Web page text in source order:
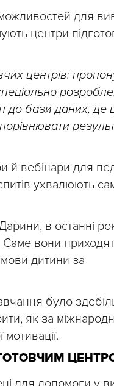
для
центри
центрів:
до бази даних, де
й вебінари для
ухвалюють
в останні
Саме вони
мови дитини за
було
як за